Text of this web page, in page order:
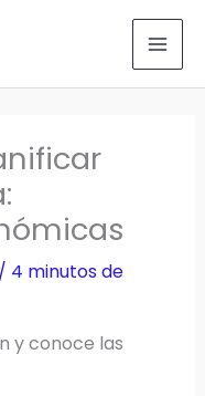
/ 4 minutos de
y conoce las